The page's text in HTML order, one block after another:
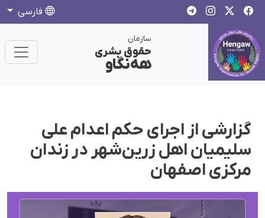
فارسی
سازمان
حقوق بشری
هەنگاو
گزارشی از اجرای حکم اعدام علی
سلیمیان اهل زر‌ین‌شهر در زندان
مرکزی اصفهان